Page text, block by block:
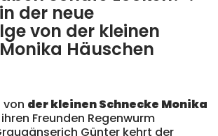
der neue
von der kleinen
Häuschen
von der kleinen Schnecke Monika
Freunden Regenwurm
Günter kehrt der